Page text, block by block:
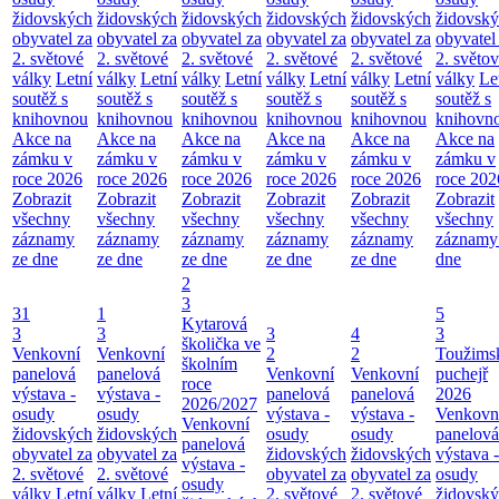
židovských
obyvatel za
2. světové
války Letní
soutěž s
knihovnou
Akce na
zámku v
roce 2026
Zobrazit
všechny
záznamy
ze dne
židovských
obyvatel za
2. světové
války Letní
soutěž s
knihovnou
Akce na
zámku v
roce 2026
Zobrazit
všechny
záznamy
ze dne
židovských
obyvatel za
2. světové
války Letní
soutěž s
knihovnou
Akce na
zámku v
roce 2026
Zobrazit
všechny
záznamy
ze dne
židovských
obyvatel za
2. světové
války Letní
soutěž s
knihovnou
Akce na
zámku v
roce 2026
Zobrazit
všechny
záznamy
ze dne
židovských
obyvatel za
2. světové
války Letní
soutěž s
knihovnou
Akce na
zámku v
roce 2026
Zobrazit
všechny
záznamy
ze dne
obyvatel
2.
války
soutěž s
Akce na
zámku v
roce
Zobrazit
všechny
dne
31
3
Venkovní
panelová
výstava -
osudy
židovských
obyvatel za
2. světové
války Letní
1
3
Venkovní
panelová
výstava -
osudy
židovských
obyvatel za
2. světové
války Letní
2
3
Kytarová
školička ve
školním
roce
2026/2027
Venkovní
panelová
výstava -
osudy
3
2
Venkovní
panelová
výstava -
osudy
židovských
obyvatel za
2. světové
4
2
Venkovní
panelová
výstava -
osudy
židovských
obyvatel za
2. světové
5
3
puchejř
2026
panelová
výstava -
osudy